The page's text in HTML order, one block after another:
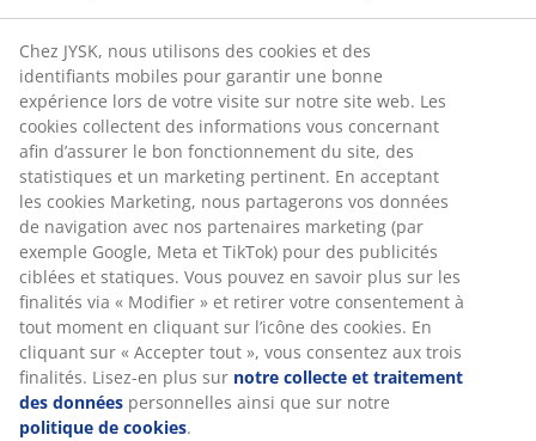
Chez JYSK, nous utilisons des cookies et des
identifiants mobiles pour garantir une bonne
expérience lors de votre visite sur notre site web. Les
cookies collectent des informations vous concernant
afin d’assurer le bon fonctionnement du site, des
statistiques et un marketing pertinent. En acceptant
les cookies Marketing, nous partagerons vos données
de navigation avec nos partenaires marketing (par
exemple Google, Meta et TikTok) pour des publicités
ciblées et statiques. Vous pouvez en savoir plus sur les
finalités via « Modifier » et retirer votre consentement à
tout moment en cliquant sur l’icône des cookies. En
cliquant sur « Accepter tout », vous consentez aux trois
finalités. Lisez-en plus sur notre collecte et traitement
des données personnelles ainsi que sur notre
politique de cookies.